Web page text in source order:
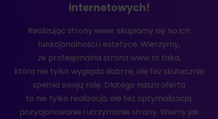
internetowych!
Realizując strony www, skupiamy się na ich
funkcjonalności i estetyce. Wierzymy,
że profesjonalna strona www to taka,
która nie tylko wygląda dobrze, ale też skutecznie
spełnia swoją rolę. Dlatego nasza oferta
to nie tylko realizacja, ale też optymalizacja,
pozycjonowanie i utrzymanie strony. Wiemy jak